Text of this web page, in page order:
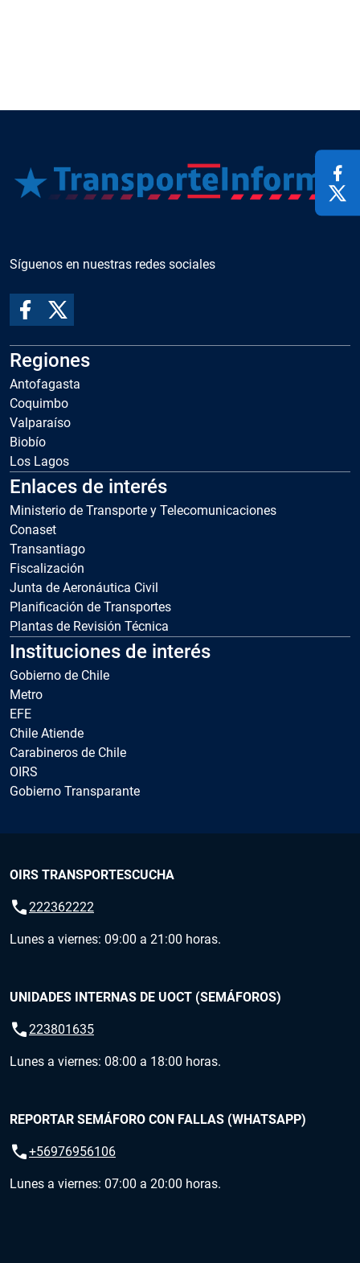
Síguenos en nuestras redes sociales
Regiones
Antofagasta
Coquimbo
Valparaíso
Biobío
Los Lagos
Enlaces de interés
Ministerio de Transporte y Telecomunicaciones
Conaset
Transantiago
Fiscalización
Junta de Aeronáutica Civil
Planificación de Transportes
Plantas de Revisión Técnica
Instituciones de interés
Gobierno de Chile
Metro
EFE
Chile Atiende
Carabineros de Chile
OIRS
Gobierno Transparante
OIRS TRANSPORTESCUCHA
call222362222
Lunes a viernes: 09:00 a 21:00 horas.
UNIDADES INTERNAS DE UOCT (SEMÁFOROS)
call223801635
Lunes a viernes: 08:00 a 18:00 horas.
REPORTAR SEMÁFORO CON FALLAS (WHATSAPP)
call+56976956106
Lunes a viernes: 07:00 a 20:00 horas.